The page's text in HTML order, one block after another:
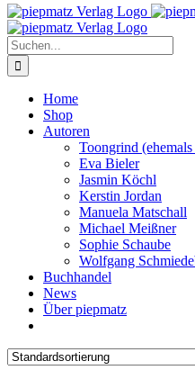
Suche
nach:
Home
Shop
Autoren
Toongrind
Eva Bieler
Jasmin Köchl
Kerstin Jordan
Manuela Matschall
Michael Meißner
Sophie Schaube
Wolfgang
Buchhandel
News
Über piepmatz